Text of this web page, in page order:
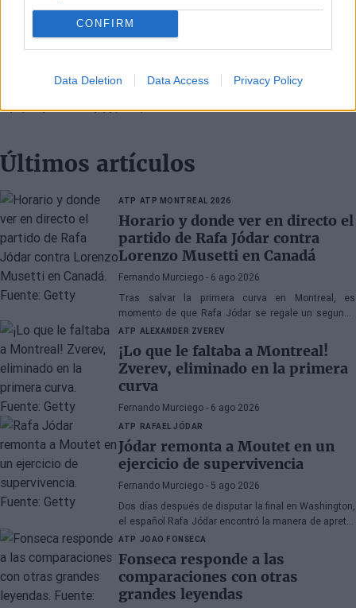
CONFIRM
Data Deletion Data Access Privacy Policy
Últimos artículos
ATP ATP MONTREAL 2026
Horario y donde ver en directo el
partido de Rafa Jódar contra
Lorenzo Musetti en Canadá
Fernando Murciego - 6 ago 2026
Tras salvar la primera curva en Montreal, es
momento de que Rafa Jódar se regale un segundo
partido de altura en este Masters 1000 de Canadá.
Este jueves le toca medirse a Lorenzo Musetti.
ATP ALEXANDER ZVEREV
¡Lo que le faltaba a Montreal!
Zverev, eliminado en la primera
curva
Fernando Murciego - 6 ago 2026
ATP RAFAEL JÓDAR
Jódar remonta a Moutet en un
ejercicio de supervivencia
Fernando Murciego - 5 ago 2026
Dos días después de disputar la final en Washington,
el español Rafa Jódar encontró la manera de apretar
los dientes para superar su debut en el Masters 1000
de Montreal, donde participa por primera vez.
ATP JOAO FONSECA
Fonseca responde a las
comparaciones con otras
grandes leyendas